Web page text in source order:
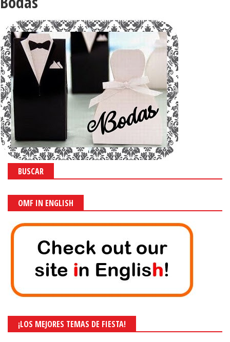
BUSCAR
OMF IN ENGLISH
¡LOS MEJORES TEMAS DE FIESTA!